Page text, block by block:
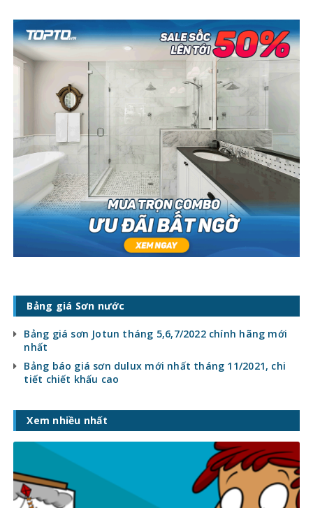
Bảng giá Sơn nước
Bảng giá sơn Jotun tháng 5,6,7/2022 chính hãng mới
nhất
Bảng báo giá sơn dulux mới nhất tháng 11/2021, chi
tiết chiết khấu cao
Xem nhiều nhất